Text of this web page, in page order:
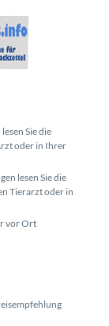
Sie die
oder in Ihrer
lesen Sie die
Tierarzt oder in
vor Ort